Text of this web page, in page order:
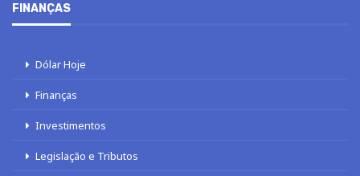
FINANÇAS
Dólar Hoje
Finanças
Investimentos
Legislação e Tributos